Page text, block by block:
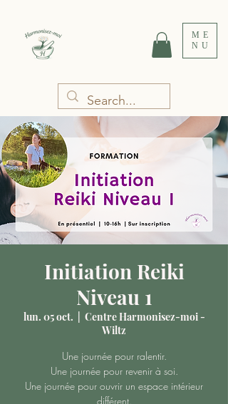
ME
NU
Initiation Reiki
Niveau 1
lun. 05 oct.
Centre Harmonisez-moi -
Wiltz
Une journée pour ralentir.
Une journée pour revenir à soi.
Une journée pour ouvrir un espace intérieur
différent.